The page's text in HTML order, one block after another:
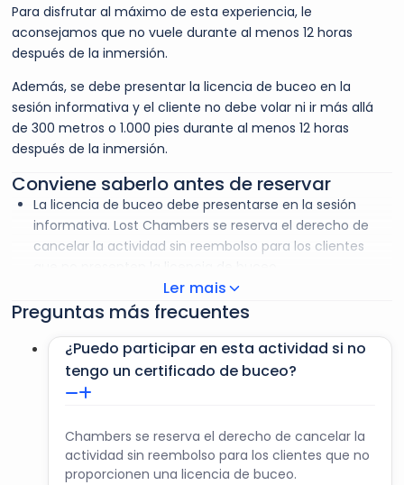
proporcionaremos todo el equipo necesario para que
disfrute al máximo de esta experiencia única. El bono es
válido para todo el día de su reserva y también le dará
Para disfrutar al máximo de esta experiencia, le
aconsejamos que no vuele durante al menos 12 horas
después de la inmersión.
Además, se debe presentar la licencia de buceo en la
sesión informativa y el cliente no debe volar ni ir más allá
de 300 metros o 1.000 pies durante al menos 12 horas
después de la inmersión.
Conviene saberlo antes de reservar
La licencia de buceo debe presentarse en la sesión
informativa. Lost Chambers se reserva el derecho de
cancelar la actividad sin reembolso para los clientes
El vale es válido en la fecha de la actividad elegida; no
se permiten cambios de fecha. Para canjear el vale,
de identidad con fotografía expedido por el gobierno
que coincida con el nombre de contacto que utilizó al
hacer la reserva. Si no presenta un documento de
reembolso.
La hora de entrada es 15 minutos antes de la hora de
inicio de la excursión reservada.
Ler mais
Preguntas más frecuentes
¿Puedo participar en esta actividad si no
tengo un certificado de buceo?
Chambers se reserva el derecho de cancelar la
actividad sin reembolso para los clientes que no
proporcionen una licencia de buceo.